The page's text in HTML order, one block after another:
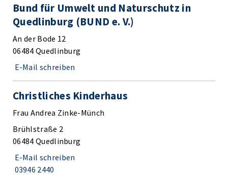
Bund für Umwelt und Naturschutz in
Quedlinburg (BUND e. V.)
An der Bode 12
06484 Quedlinburg
E-Mail schreiben
Christliches Kinderhaus
Frau Andrea Zinke-Münch
Brühlstraße 2
06484 Quedlinburg
E-Mail schreiben
03946 2440